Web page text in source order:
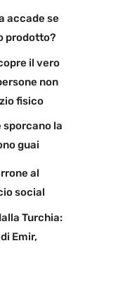
accade se
prodotto?
il vero
non
fisico
sporcano la
guai
al
social
Turchia:
Emir,